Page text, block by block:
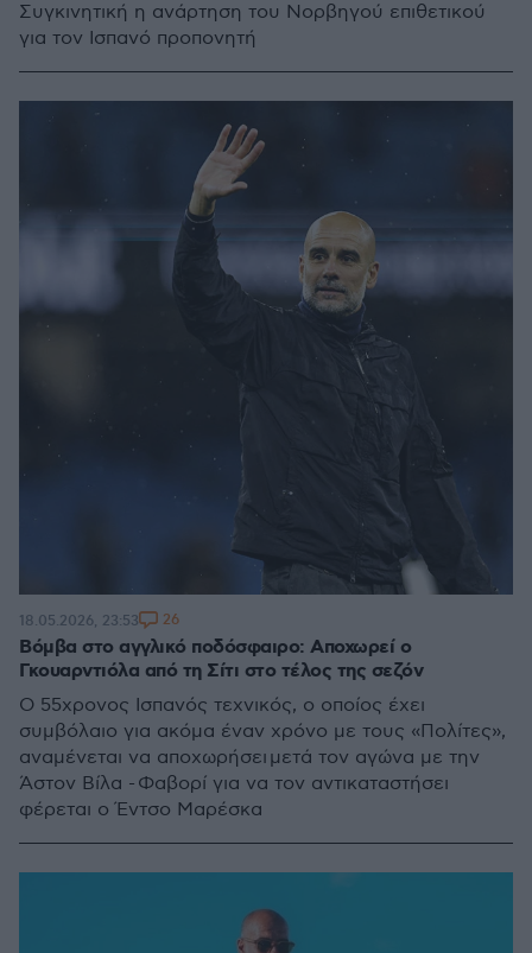
Συγκινητική η ανάρτηση του Νορβηγού επιθετικού
για τον Ισπανό προπονητή
Βόμβα στο αγγλικό ποδόσφαιρο: Αποχωρεί ο
Γκουαρντιόλα από τη Σίτι στο τέλος της σεζόν
Ο 55χρονος Ισπανός τεχνικός, ο οποίος έχει
συμβόλαιο για ακόμα έναν χρόνο με τους «Πολίτες»,
αναμένεται να αποχωρήσει μετά τον αγώνα με την
Άστον Βίλα - Φαβορί για να τον αντικαταστήσει
φέρεται ο Έντσο Μαρέσκα
18.05.2026, 23:53 26